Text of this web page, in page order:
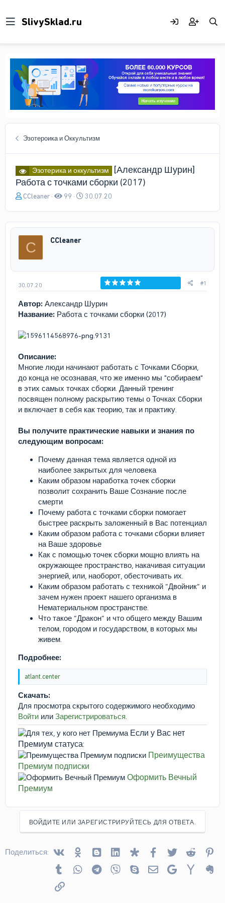
Эзотероика и Оккультизм
Эзотерика и оккультизм
[Александр Шурин]
Работа с точками сборки (2017)
А
о
р
ы
CCleaner 99
Д
а
л
30.07.20
C CCleaner
30.07.20
Голосов: 0
#1
Автор: Александр Шурин
Название: Работа с точками сборки (2017)
Описание:
Многие люди начинают работать с Точками Сборки,
до конца не осознавая, что же именно мы "собираем"
в этих самых точках сборки. Данный тренинг
посвящен полному раскрытию темы о Точках Cборки
и включает в себя как теорию, так и практику.
Вы получите практические навыки и знания по
следующим вопросам:
Почему данная тема является одной из
наиболее закрытых для человека
Каким образом наработка точек сборки
позволит сохранить Ваше Сознание после
смерти
Почему работа с точками сборки помогает
быстрее раскрыть заложенный в Вас потенциал
Каким образом работа с точками сборки влияет
на Ваше здоровье
Как с помощью точек сборки мощно влиять на
окружающее пространство, накачивая ситуации
энергией, или, наоборот, обесточивать их.
Каким образом работать с техникой “Двойник” и
зачем нужен проект нашего организма в
Нематериальном пространстве.
Что такое “Дракон” и что общего между Вашим
телом, городом и государством, в которых мы
живем.
Подробнее:
atlant.center
Скачать:
Для просмотра скрытого содержимого необходимо
Войти или Зарегистрироваться.
Если у Вас нет
Премиум статуса:
Преимущества
Премиум подписки
Оформить Вечный
Премиум
ВОЙДИТЕ ИЛИ ЗАРЕГИСТРИРУЙТЕСЬ ДЛЯ ОТВЕТА.
Поделиться: VkontakteOdnoklassniki
Blogger Linked InDiasporaFacebook
TwitterReddit
Tumblr WhatsAppTelegram
Viber SkypeЭлектронная почта
Google Yahoo
Ссылка